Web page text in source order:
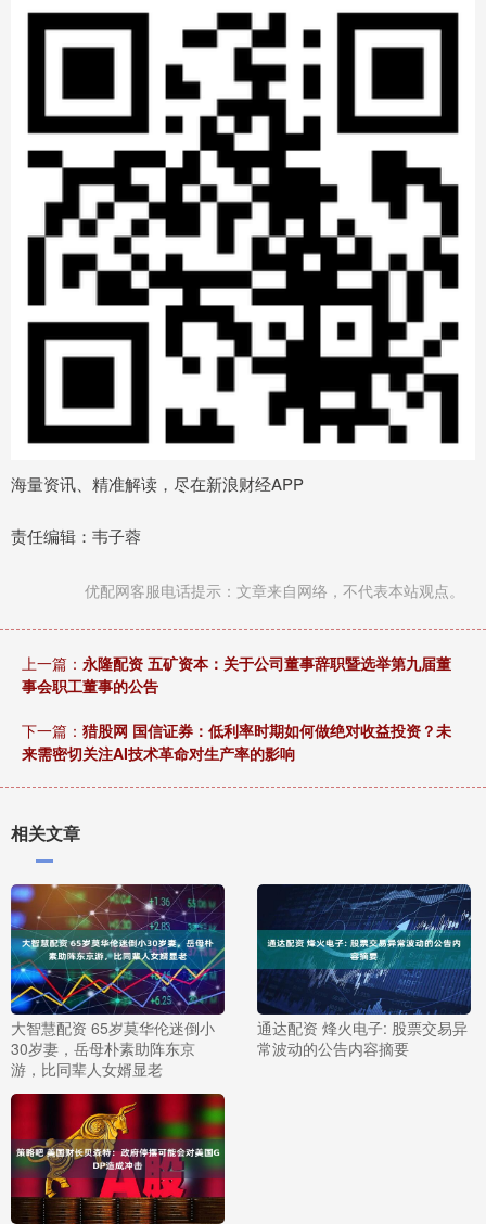
海量资讯、精准解读，尽在新浪财经APP
责任编辑：韦子蓉
优配网客服电话提示：文章来自网络，不代表本站观点。
上一篇： 永隆配资 五矿资本：关于公司董事辞职暨选举第九届董
事会职工董事的公告
下一篇： 猎股网 国信证券：低利率时期如何做绝对收益投资？未
来需密切关注AI技术革命对生产率的影响
相关文章
大智慧配资 65岁莫华伦迷倒小
30岁妻，岳母朴素助阵东京
游，比同辈人女婿显老
通达配资 烽火电子: 股票交易异
常波动的公告内容摘要